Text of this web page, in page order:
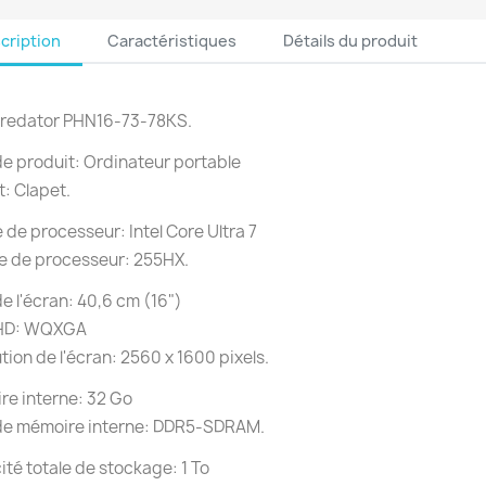
Caractéristiques Détails du produit
PHN16-73-78KS.
produit: Ordinateur portable
Clapet.
de processeur: Intel Core Ultra 7
de processeur: 255HX.
l'écran: 40,6 cm (16")
WQXGA
de l'écran: 2560 x 1600 pixels.
interne: 32 Go
mémoire interne: DDR5-SDRAM.
totale de stockage: 1 To